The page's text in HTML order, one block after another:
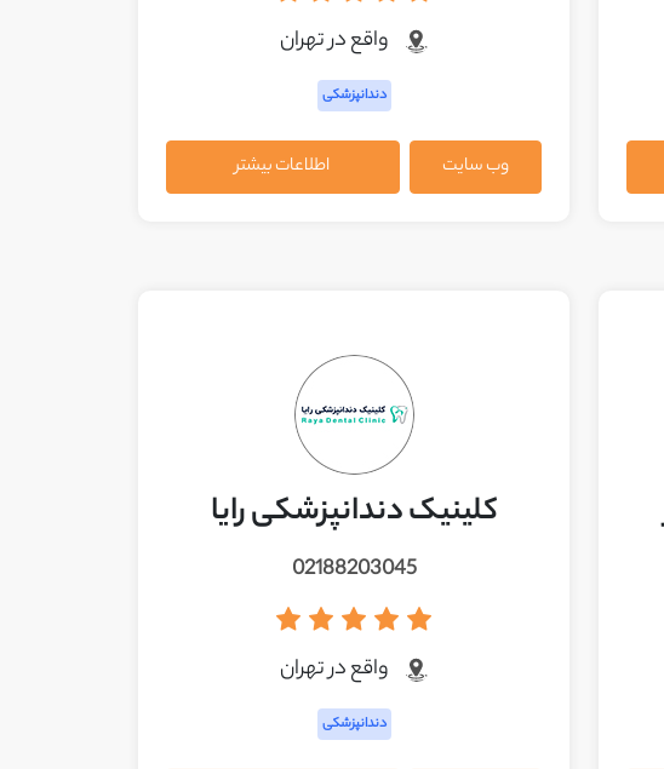
واقع در تهران
دندانپزشکی
وب سایت اطلاعات بیشتر
کلینیک دندانپزشکی رایا
02188203045
واقع در تهران
دندانپزشکی